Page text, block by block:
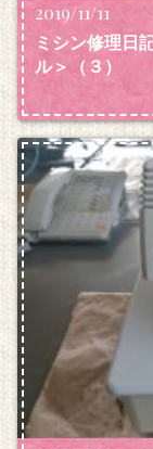
2019/11/11
ミシン修理日
ル＞（３）